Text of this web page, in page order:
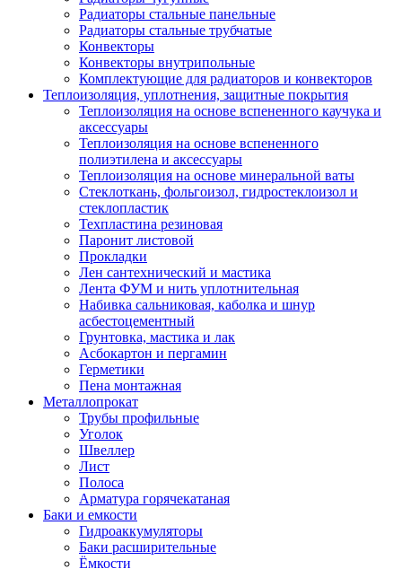
Радиаторы стальные панельные
Радиаторы стальные трубчатые
Конвекторы
Конвекторы внутрипольные
Комплектующие для радиаторов и конвекторов
Теплоизоляция, уплотнения, защитные покрытия
Теплоизоляция на основе вспененного каучука и
аксессуары
Теплоизоляция на основе вспененного
полиэтилена и аксессуары
Теплоизоляция на основе минеральной ваты
Стеклоткань, фольгоизол, гидростеклоизол и
стеклопластик
Техпластина резиновая
Паронит листовой
Прокладки
Лен сантехнический и мастика
Лента ФУМ и нить уплотнительная
Набивка сальниковая, каболка и шнур
асбестоцементный
Грунтовка, мастика и лак
Асбокартон и пергамин
Герметики
Пена монтажная
Металлопрокат
Трубы профильные
Уголок
Швеллер
Лист
Полоса
Арматура горячекатаная
Баки и емкости
Гидроаккумуляторы
Баки расширительные
Ёмкости